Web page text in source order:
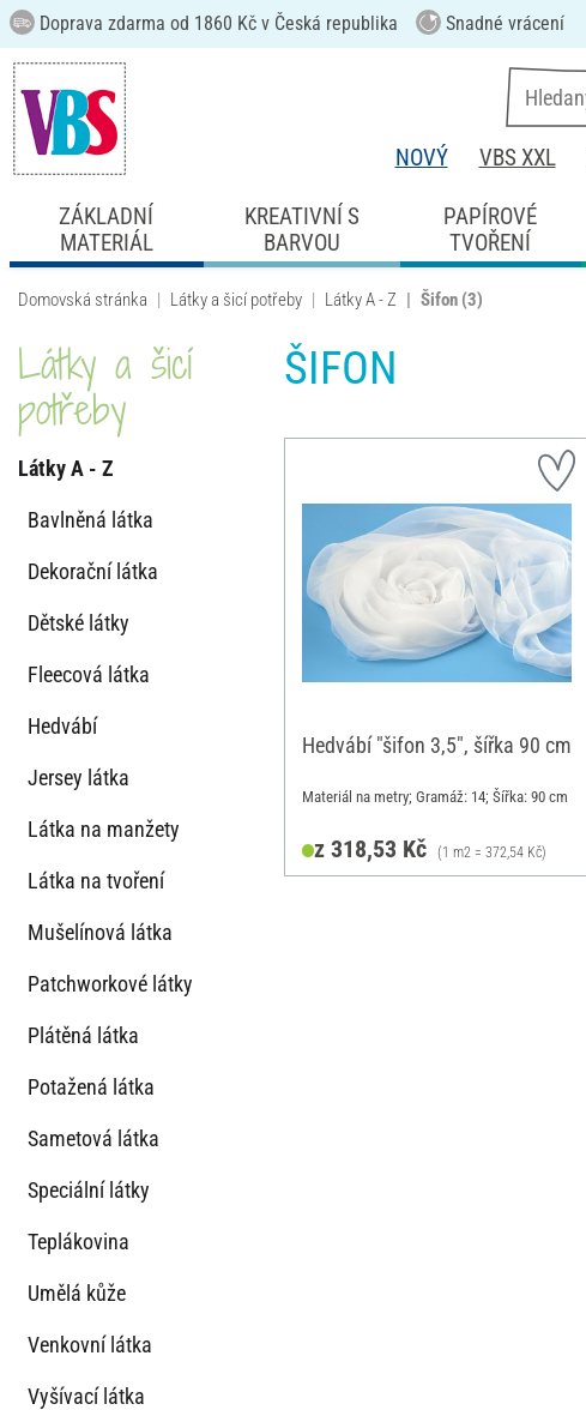
Doprava zdarma od 1860 Kč v Česká republika Snadné vrácení
NOVÝ VBS XXL
ZÁKLADNÍ
MATERIÁL
KREATIVNÍ S
BARVOU
PAPÍROVÉ
TVOŘENÍ
Domovská stránka Látky a šicí potřeby Látky A - Z Šifon (3)
Látky a šicí
potřeby
Látky A - Z
Bavlněná látka
Dekorační látka
Dětské látky
Fleecová látka
Hedvábí
Jersey látka
Látka na manžety
Látka na tvoření
Mušelínová látka
Patchworkové látky
Plátěná látka
Potažená látka
Sametová látka
Speciální látky
Teplákovina
Umělá kůže
Venkovní látka
Vyšívací látka
ŠIFON
Hedvábí "šifon 3,5", šířka 90 cm
Materiál na metry; Gramáž: 14; Šířka: 90 cm
z 318,53 Kč (1 m2 = 372,54 Kč)